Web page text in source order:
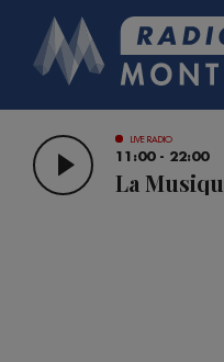
LIVE RADIO
11:00 - 22:00